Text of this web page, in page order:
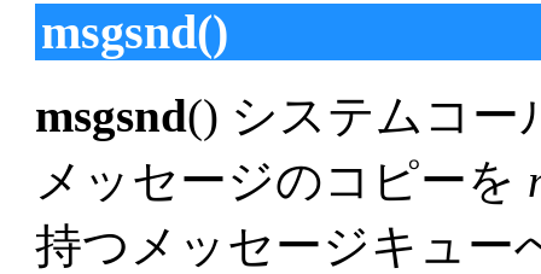
msgsnd()
msgsnd() システムコ
メッセージのコピーを
持つメッセージキュー